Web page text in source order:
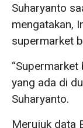
Suharyanto
mengatakan,
supermarket
yang ada di
Suharyanto.
Merujuk data